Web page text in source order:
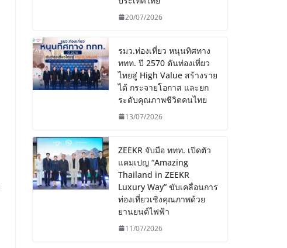
20/07/2026
รมว.ท่องเที่ยว หนุนทิศทาง
ททท. ปี 2570 ดันท่องเที่ยว
ไทยสู่ High Value สร้างราย
ได้ กระจายโอกาส และยก
ระดับคุณภาพชีวิตคนไทย
13/07/2026
ZEEKR จับมือ ททท. เปิดตัว
แคมเปญ “Amazing
Thailand in ZEEKR
Luxury Way” ขับเคลื่อนการ
ท่องเที่ยวเชิงคุณภาพด้วย
ยานยนต์ไฟฟ้า
11/07/2026